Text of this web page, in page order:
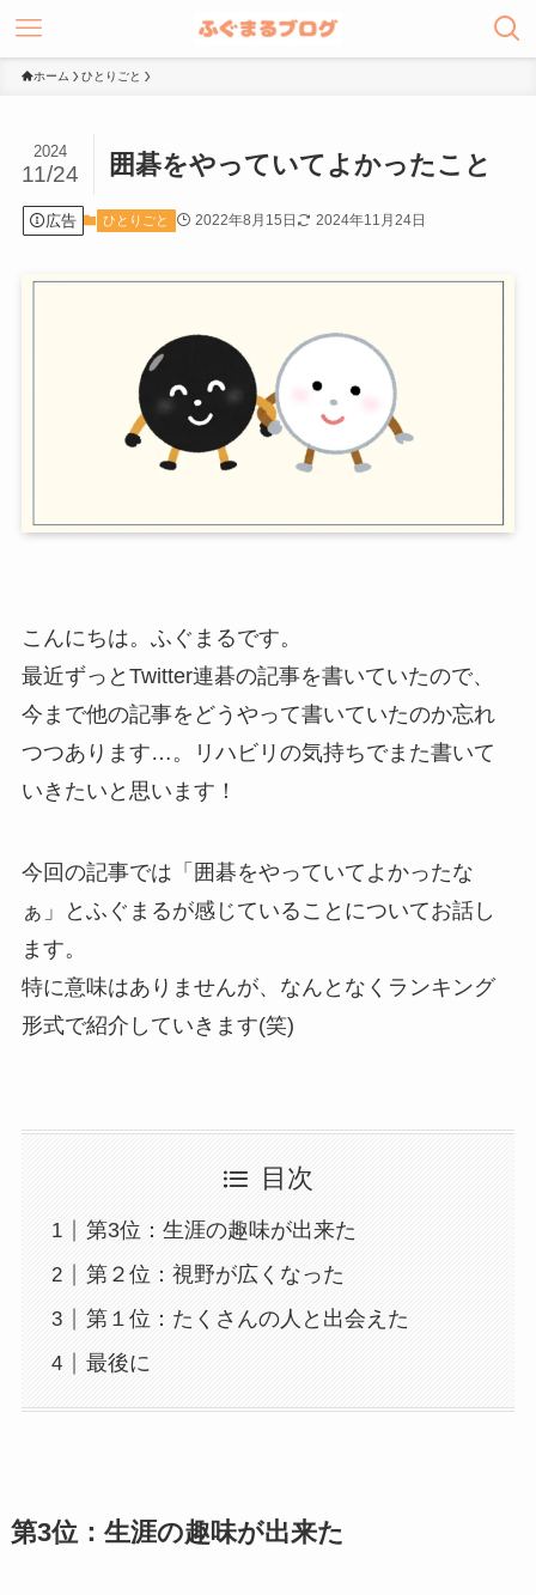
ホーム ひとりごと
囲碁をやっていてよかったこと
2024
11/24
広告 ひとりごと 2022年8月15日 2024年11月24日
こんにちは。ふぐまるです。
最近ずっとTwitter連碁の記事を書いていたので、
今まで他の記事をどうやって書いていたのか忘れ
つつあります…。リハビリの気持ちでまた書いて
いきたいと思います！
今回の記事では「囲碁をやっていてよかったな
ぁ」とふぐまるが感じていることについてお話し
ます。
特に意味はありませんが、なんとなくランキング
形式で紹介していきます(笑)
目次
第3位：生涯の趣味が出来た
第２位：視野が広くなった
第１位：たくさんの人と出会えた
最後に
第3位：生涯の趣味が出来た